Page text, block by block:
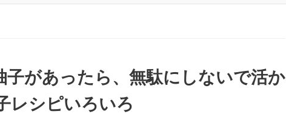
子があったら、無駄にしないで活か
レシピいろいろ